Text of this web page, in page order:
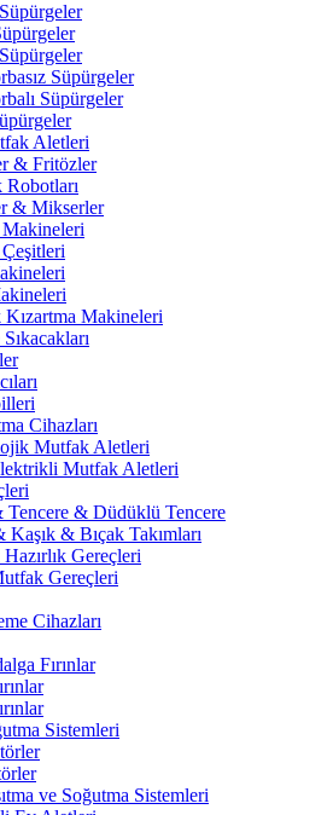
Süpürgeler
Süpürgeler
Aletleri
& Fritözler
& Mikserler
Kızartma Makineleri
Cihazları
Mutfak Aletleri
Mutfak Aletleri
Tencere & Düdüklü Tencere
Kaşık & Bıçak Takımları
Gereçleri
Gereçleri
Cihazları
Fırınlar
Sistemleri
ve Soğutma Sistemleri